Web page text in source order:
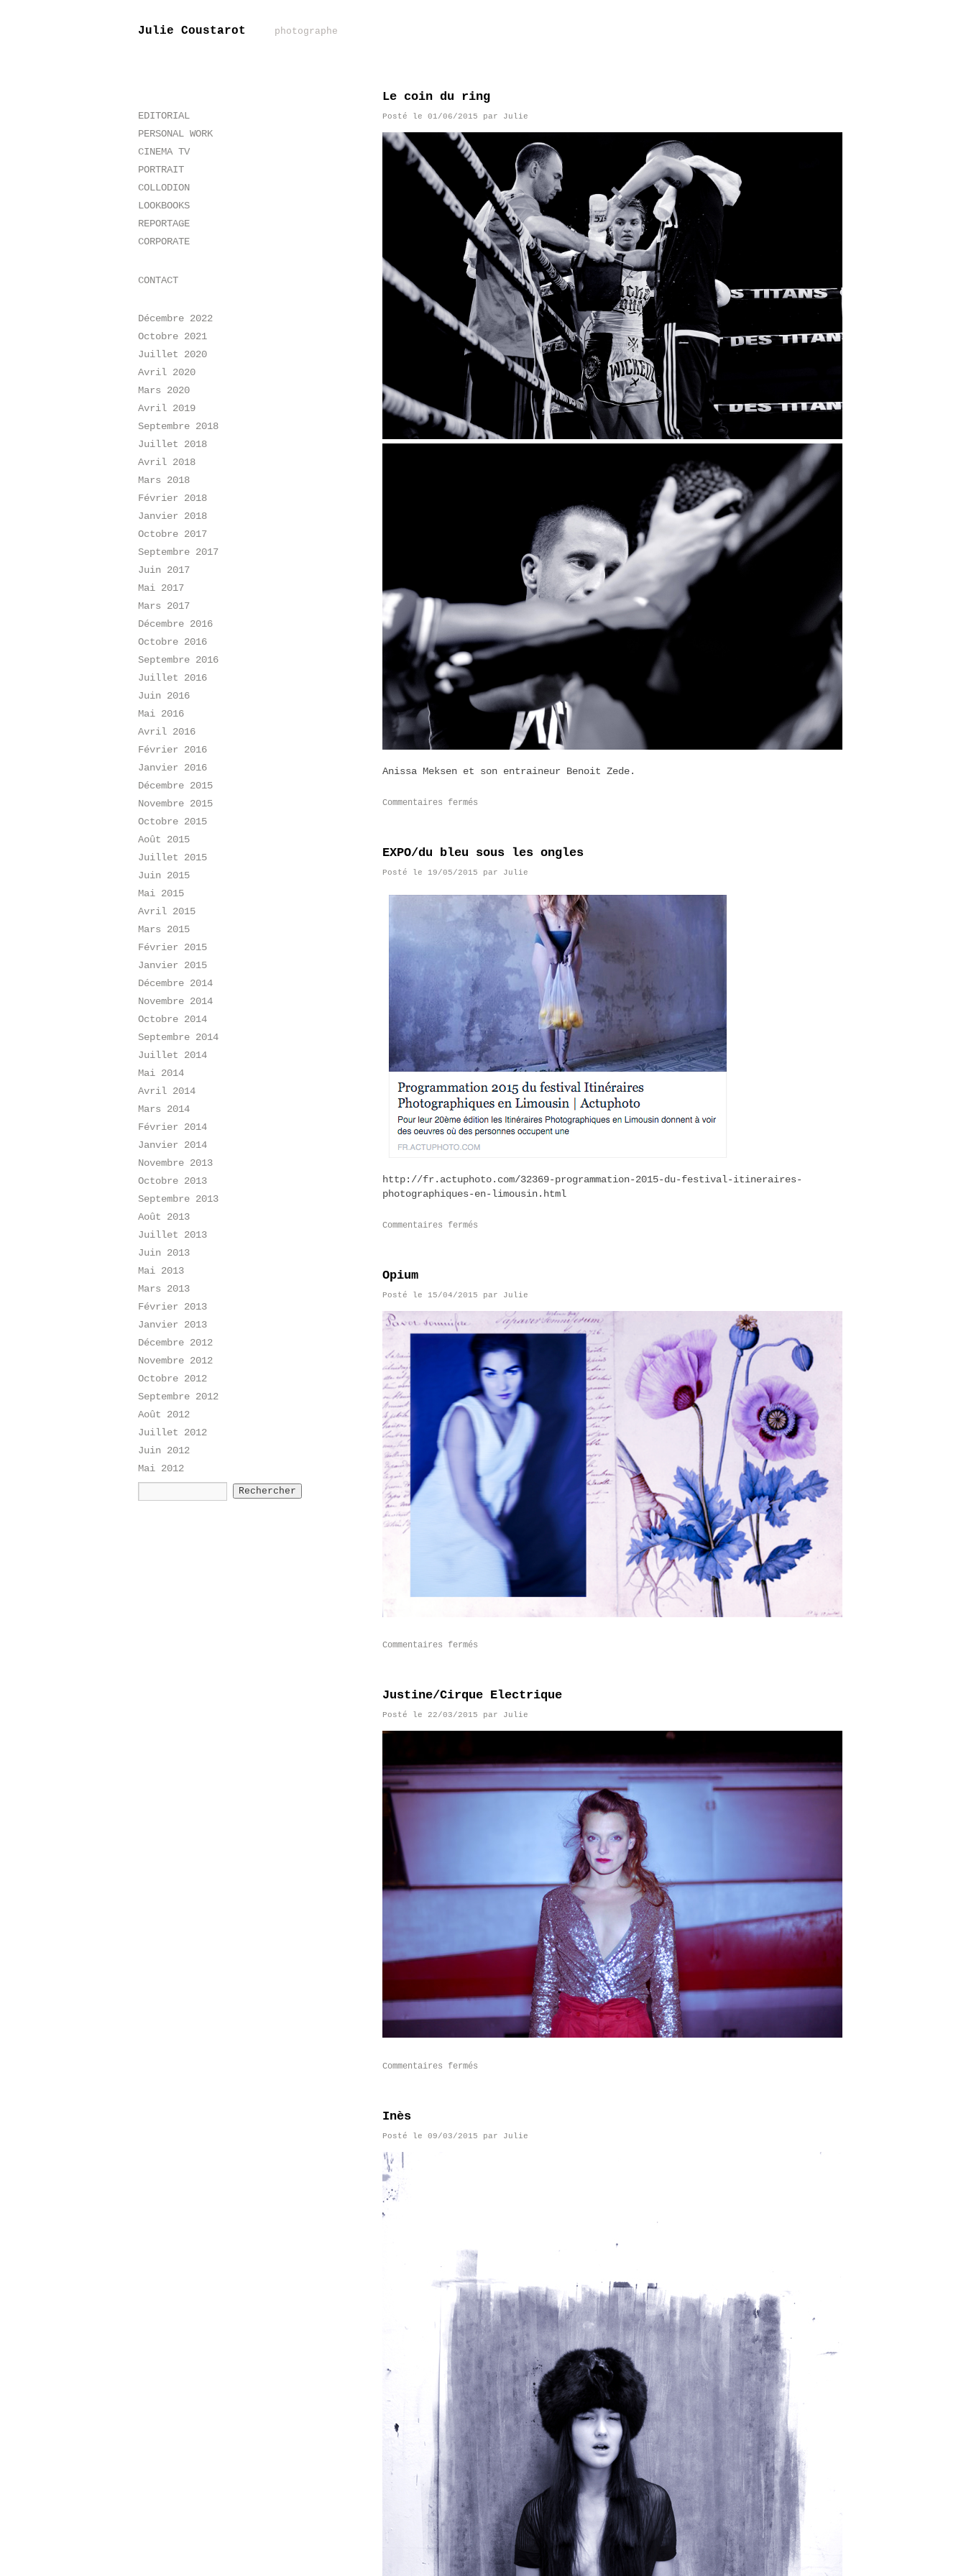
Julie Coustarot photographe
EDITORIAL
PERSONAL WORK
CINEMA TV
PORTRAIT
COLLODION
LOOKBOOKS
REPORTAGE
CORPORATE
CONTACT
Décembre 2022
Octobre 2021
Juillet 2020
Avril 2020
Mars 2020
Avril 2019
Septembre 2018
Juillet 2018
Avril 2018
Mars 2018
Février 2018
Janvier 2018
Octobre 2017
Septembre 2017
Juin 2017
Mai 2017
Mars 2017
Décembre 2016
Octobre 2016
Septembre 2016
Juillet 2016
Juin 2016
Mai 2016
Avril 2016
Février 2016
Janvier 2016
Décembre 2015
Novembre 2015
Octobre 2015
Août 2015
Juillet 2015
Juin 2015
Mai 2015
Avril 2015
Mars 2015
Février 2015
Janvier 2015
Décembre 2014
Novembre 2014
Octobre 2014
Septembre 2014
Juillet 2014
Mai 2014
Avril 2014
Mars 2014
Février 2014
Janvier 2014
Novembre 2013
Octobre 2013
Septembre 2013
Août 2013
Juillet 2013
Juin 2013
Mai 2013
Mars 2013
Février 2013
Janvier 2013
Décembre 2012
Novembre 2012
Octobre 2012
Septembre 2012
Août 2012
Juillet 2012
Juin 2012
Mai 2012
Le coin du ring
Posté le 01/06/2015 par Julie
Anissa Meksen et son entraineur Benoit Zede.
Commentaires fermés
EXPO/du bleu sous les ongles
Posté le 19/05/2015 par Julie
http://fr.actuphoto.com/32369-programmation-2015-du-festival-itineraires-
photographiques-en-limousin.html
Commentaires fermés
Opium
Posté le 15/04/2015 par Julie
Commentaires fermés
Justine/Cirque Electrique
Posté le 22/03/2015 par Julie
Commentaires fermés
Inès
Posté le 09/03/2015 par Julie